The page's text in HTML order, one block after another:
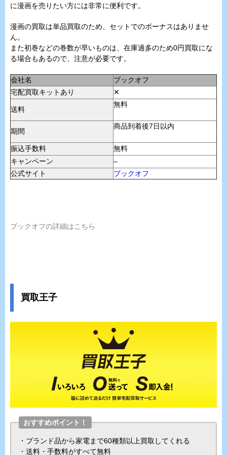
に漫画を売りたい方には非常に便利です。
漫画の買取は単品買取のため、セットでのボーナスはありませ
ん。
また初巻などの巻数が早いものは、在庫過多のため0円買取にな
る場合もあるので、注意が必要です。
会社名
ブックオフ
宅配買取キットあり
✕
送料
無料
期間
商品到着後7日以内
振込手数料
無料
キャンペーン
–
公式サイト
ブックオフ
ブックオフの詳細はこちら
買取王子
おすすめポイント！
・ブランド品から家電まで60種類以上買取してくれる
・送料・手数料がすべて無料